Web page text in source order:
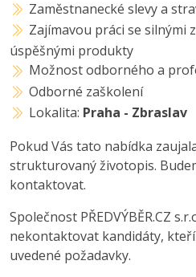
Zaměstnanecké slevy a
Zajímavou práci se silnými
úspěšnými produkty
Možnost odborného a
Odborné zaškolení
Lokalita: Praha - Zbraslav
Pokud Vás tato nabídka
strukturovaný životopis.
kontaktovat.
Společnost PŘEDVÝBĚR.CZ
nekontaktovat kandidáty,
uvedené požadavky.